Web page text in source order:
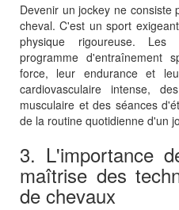
Devenir un jockey ne
cheval. C'est un sport
physique rigoureuse.
programme d'entraînement
force, leur endurance et
cardiovasculaire intense,
musculaire et des séances
de la routine quotidienne d'un
3. L'importance
maîtrise des
de chevaux